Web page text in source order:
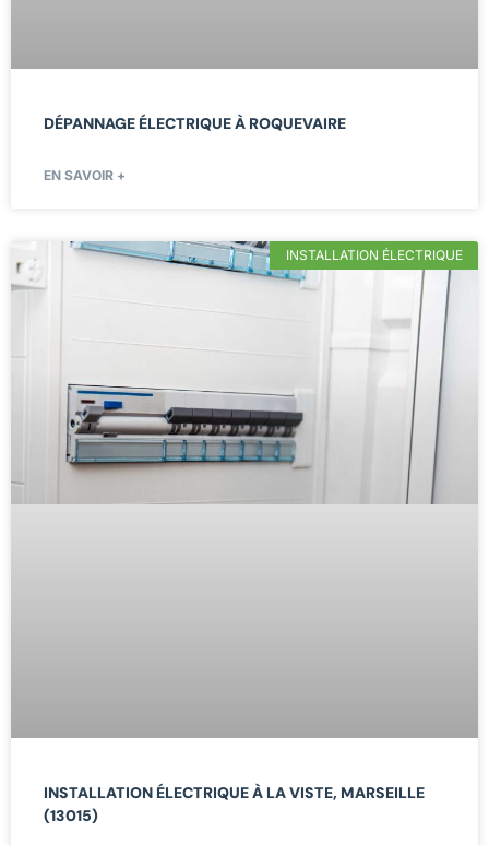
DÉPANNAGE ÉLECTRIQUE À ROQUEVAIRE
EN SAVOIR +
INSTALLATION ÉLECTRIQUE
INSTALLATION ÉLECTRIQUE À LA VISTE, MARSEILLE
(13015)